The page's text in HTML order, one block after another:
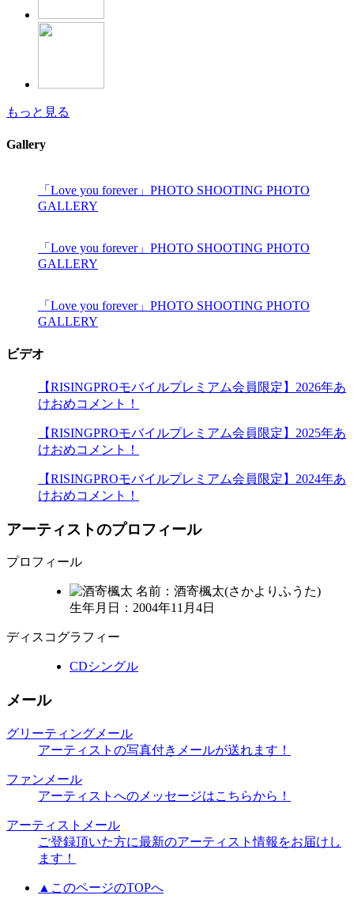
もっと見る
Gallery
「Love you forever」PHOTO SHOOTING PHOTO
GALLERY
「Love you forever」PHOTO SHOOTING PHOTO
GALLERY
「Love you forever」PHOTO SHOOTING PHOTO
GALLERY
ビデオ
【RISINGPROモバイルプレミアム会員限定】2026年あ
けおめコメント！
【RISINGPROモバイルプレミアム会員限定】2025年あ
けおめコメント！
【RISINGPROモバイルプレミアム会員限定】2024年あ
けおめコメント！
アーティストのプロフィール
プロフィール
名前：酒寄楓太(さかよりふうた)
生年月日：2004年11月4日
ディスコグラフィー
CDシングル
メール
グリーティングメール
アーティストの写真付きメールが送れます！
ファンメール
アーティストへのメッセージはこちらから！
アーティストメール
ご登録頂いた方に最新のアーティスト情報をお届けし
ます！
▲このページのTOPへ